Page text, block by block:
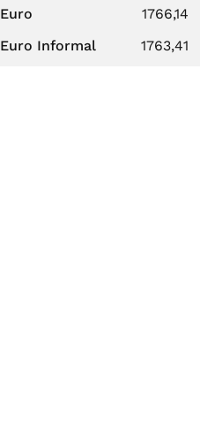
Euro
1766,14
Euro Informal
1763,41